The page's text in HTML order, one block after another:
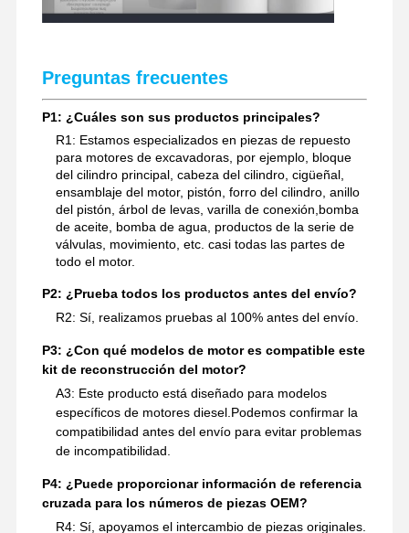
Preguntas frecuentes
P1: ¿Cuáles son sus productos principales?
R1: Estamos especializados en piezas de repuesto
para motores de excavadoras, por ejemplo, bloque
del cilindro principal, cabeza del cilindro, cigüeñal,
ensamblaje del motor, pistón, forro del cilindro, anillo
del pistón, árbol de levas, varilla de conexión,bomba
de aceite, bomba de agua, productos de la serie de
válvulas, movimiento, etc. casi todas las partes de
todo el motor.
P2: ¿Prueba todos los productos antes del envío?
R2: Sí, realizamos pruebas al 100% antes del envío.
P3: ¿Con qué modelos de motor es compatible este
kit de reconstrucción del motor?
A3: Este producto está diseñado para modelos
específicos de motores diesel.Podemos confirmar la
compatibilidad antes del envío para evitar problemas
de incompatibilidad.
P4: ¿Puede proporcionar información de referencia
cruzada para los números de piezas OEM?
R4: Sí, apoyamos el intercambio de piezas originales.